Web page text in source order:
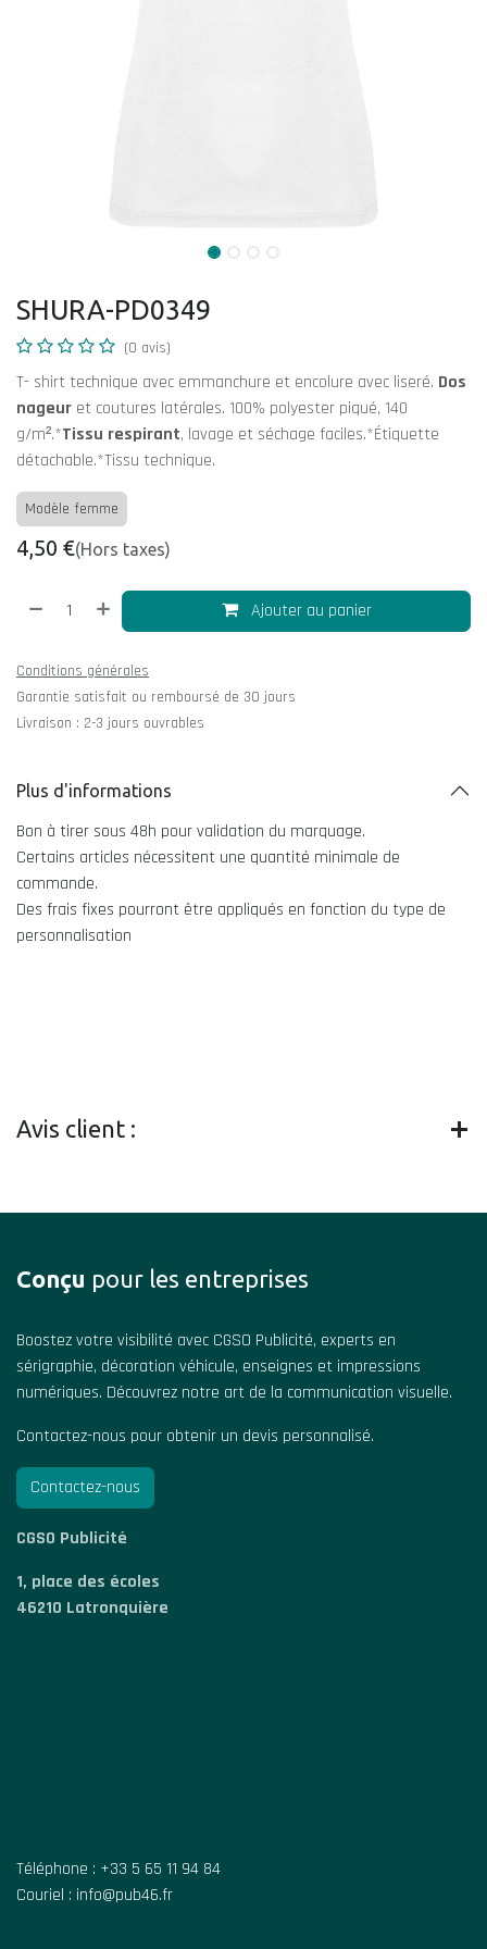
SHURA-PD0349
(0 avis)
T- shirt technique avec emmanchure et encolure avec liseré. Dos
nageur et coutures latérales. 100% polyester piqué, 140
g/m².*Tissu respirant, lavage et séchage faciles.*Étiquette
détachable.*Tissu technique.
Modèle femme
4,50 €(Hors taxes)
Ajouter au panier
Conditions générales
Garantie satisfait ou remboursé de 30 jours
Livraison : 2-3 jours ouvrables
Plus d'informations
Bon à tirer sous 48h pour validation du marquage.
Certains articles nécessitent une quantité minimale de
commande.
Des frais fixes pourront être appliqués en fonction du type de
personnalisation
Avis client :
Conçu pour les entreprises
Boostez votre visibilité avec CGSO Publicité, experts en
sérigraphie, décoration véhicule, enseignes et impressions
numériques. Découvrez notre art de la communication visuelle.
Contactez-nous pour obtenir un devis personnalisé.
Contactez-nous
CGSO Publicité
1, place des écoles
46210 Latronquière
Téléphone : +33 5 65 11 94 84
Couriel : info@pub46.fr